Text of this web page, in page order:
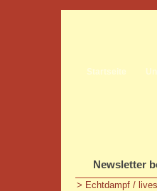
Startseite
Newsletter
> Echtdampf /